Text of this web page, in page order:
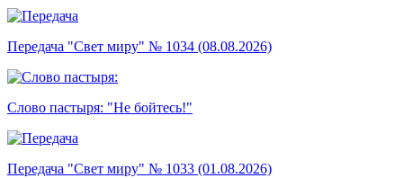
Передача "Свет миру" № 1034 (08.08.2026)
Слово пастыря: "Не бойтесь!"
Передача "Свет миру" № 1033 (01.08.2026)